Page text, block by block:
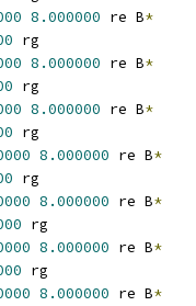
8.000000 re B*
rg
8.000000 re B*
rg
8.000000 re B*
rg
8.000000 re B*
rg
8.000000 re B*
rg
8.000000 re B*
rg
8.000000 re B*